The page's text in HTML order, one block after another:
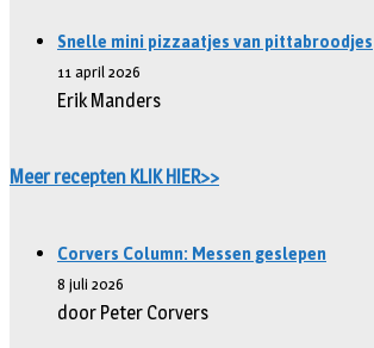
Snelle mini pizzaatjes van pittabroodjes
11 april 2026
Erik Manders
Meer recepten KLIK HIER>>
Corvers Column: Messen geslepen
8 juli 2026
door Peter Corvers